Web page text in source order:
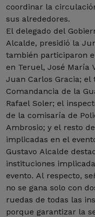
coordinar la
sus alrededores.
El delegado del
Alcalde, presidió la
también participaron
en Teruel, José María
Juan Carlos Gracia;
Comandancia de la
Rafael Soler; el
de la comisaría de
Ambrosio; y el resto
implicadas en el
Gustavo Alcalde
instituciones
evento. Al respecto,
no se gana solo con
ruedas de todas las
porque garantizar la